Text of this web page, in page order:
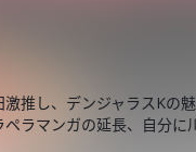
推し、デンジャラスKの
ラマンガの延長、自分に